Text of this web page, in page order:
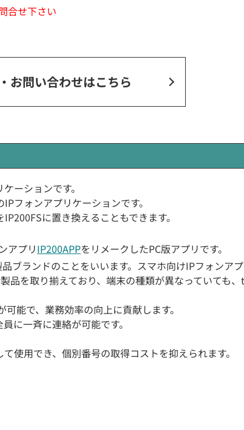
合せ下さい
お問い合わせはこちら
ーションです。
フォンアプリケーションです。
に置き換えることもできます。
アプリIP200APPをリメークしたPC版アプリです。
ランドのことをいいます。スマホ向けIPフォンア
を取り揃えており、端末の種類が異なっていても
能で、業務効率の向上に貢献します。
に一斉に連絡が可能です。
使用でき、個別番号の取得コストを抑えられます。